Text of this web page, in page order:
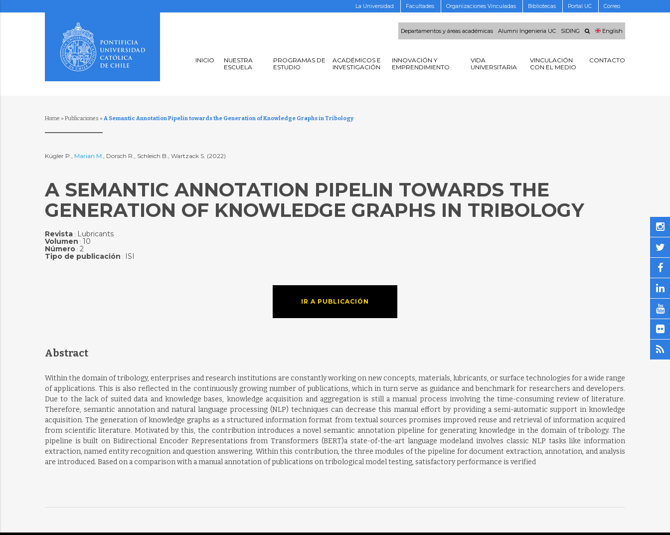
La Universidad Facultades Organizaciones Vinculadas Bibliotecas Portal UC Correo
Departamentos y áreas académicas Alumni Ingenieria UC SIDING English
INICIO
NUESTRA
ESCUELA
PROGRAMAS DE
ESTUDIO
ACADÉMICOS E
INVESTIGACIÓN
INNOVACIÓN Y
EMPRENDIMIENTO
VIDA
UNIVERSITARIA
VINCULACIÓN
CON EL MEDIO
CONTACTO
Home » Publicaciones » A Semantic Annotation Pipelin towards the Generation of Knowledge Graphs in Tribology
Kügler P., Marian M., Dorsch R., Schleich B., Wartzack S. (2022)
A SEMANTIC ANNOTATION PIPELIN TOWARDS THE
GENERATION OF KNOWLEDGE GRAPHS IN TRIBOLOGY
Revista: Lubricants
Volumen : 10
Número: 2
Tipo de publicación : ISI
IR A PUBLICACIÓN
Abstract
Within the domain of tribology, enterprises and research institutions are constantly working on new concepts, materials, lubricants, or surface technologies for a wide range
of applications. This is also reflected in the continuously growing number of publications, which in turn serve as guidance and benchmark for researchers and developers.
Due to the lack of suited data and knowledge bases, knowledge acquisition and aggregation is still a manual process involving the time-consuming review of literature.
Therefore, semantic annotation and natural language processing (NLP) techniques can decrease this manual effort by providing a semi-automatic support in knowledge
acquisition. The generation of knowledge graphs as a structured information format from textual sources promises improved reuse and retrieval of information acquired
from scientific literature. Motivated by this, the contribution introduces a novel semantic annotation pipeline for generating knowledge in the domain of tribology. The
pipeline is built on Bidirectional Encoder Representations from Transformers (BERT)a state-of-the-art language modeland involves classic NLP tasks like information
extraction, named entity recognition and question answering. Within this contribution, the three modules of the pipeline for document extraction, annotation, and analysis
are introduced. Based on a comparison with a manual annotation of publications on tribological model testing, satisfactory performance is verified